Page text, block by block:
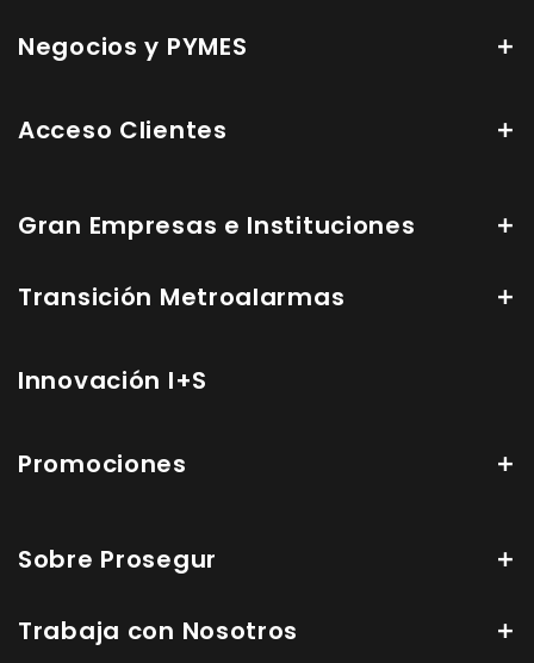
Negocios y PYMES
Acceso Clientes
Gran Empresas e Instituciones
Transición Metroalarmas
Innovación I+S
Promociones
Sobre Prosegur
Trabaja con Nosotros